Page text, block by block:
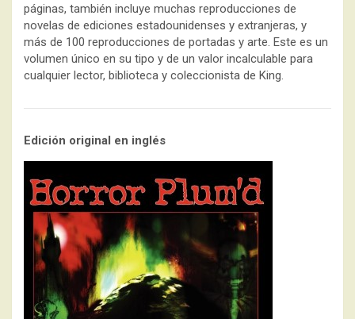
páginas, también incluye muchas reproducciones de
novelas de ediciones estadounidenses y extranjeras, y
más de 100 reproducciones de portadas y arte. Este es un
volumen único en su tipo y de un valor incalculable para
cualquier lector, biblioteca y coleccionista de King.
Edición original en inglés